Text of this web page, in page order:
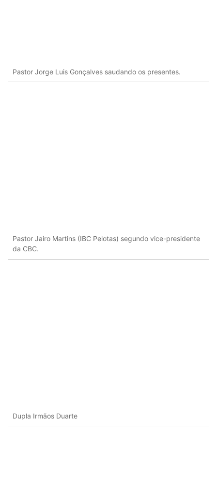
Pastor Jorge Luis Gonçalves saudando os presentes.
Pastor Jairo Martins (IBC Pelotas) segundo vice-presidente
da CBC.
Dupla Irmãos Duarte